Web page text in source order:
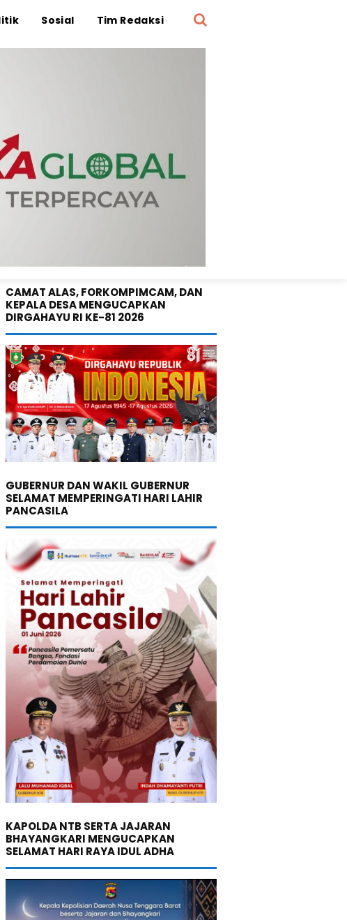
Sosial Tim Redaksi
CAMAT ALAS, FORKOMPIMCAM, DAN
KEPALA DESA MENGUCAPKAN
DIRGAHAYU RI KE-81 2026
GUBERNUR DAN WAKIL GUBERNUR
SELAMAT MEMPERINGATI HARI LAHIR
PANCASILA
KAPOLDA NTB SERTA JAJARAN
BHAYANGKARI MENGUCAPKAN
SELAMAT HARI RAYA IDUL ADHA